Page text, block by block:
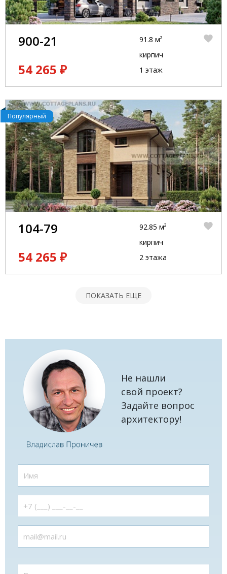
900-21
54 265 ₽
91.8 м²
кирпич
1 этаж
Популярный
104-79
54 265 ₽
92.85 м²
кирпич
2 этажа
ПОКАЗАТЬ ЕЩЕ
Не нашли
свой проект?
Задайте вопрос
архитектору!